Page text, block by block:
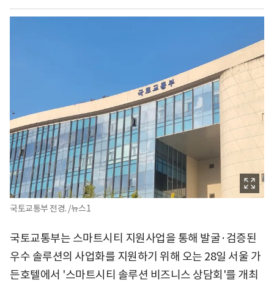
국토교통부 전경. /뉴스1
국토교통부는 스마트시티 지원사업을 통해 발굴·검증된
우수 솔루션의 사업화를 지원하기 위해 오는 28일 서울 가
든호텔에서 '스마트시티 솔루션 비즈니스 상담회'를 개최